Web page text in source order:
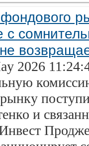
фондового
2026
и